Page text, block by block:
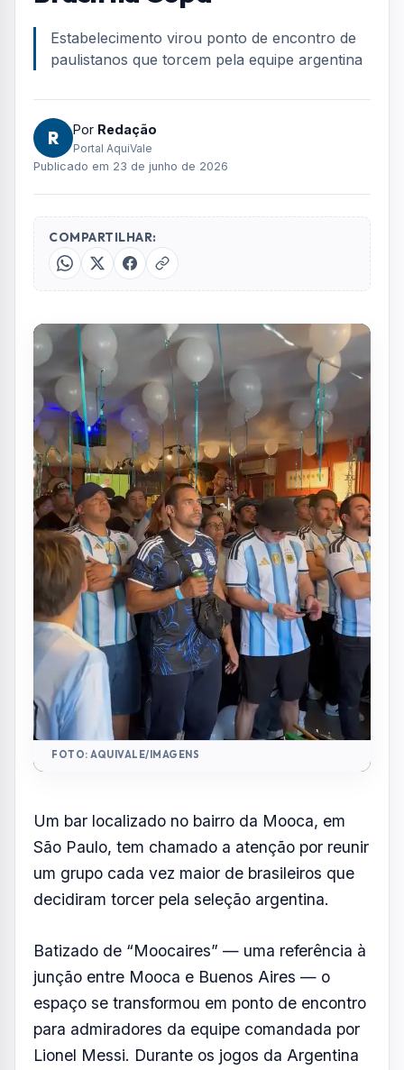
Estabelecimento virou ponto de encontro de
paulistanos que torcem pela equipe argentina
R Por Redação
Portal AquiVale
Publicado em 23 de junho de 2026
COMPARTILHAR:
FOTO: AQUIVALE/IMAGENS
Um bar localizado no bairro da Mooca, em
São Paulo, tem chamado a atenção por reunir
um grupo cada vez maior de brasileiros que
decidiram torcer pela seleção argentina.
Batizado de “Moocaires” — uma referência à
junção entre Mooca e Buenos Aires — o
espaço se transformou em ponto de encontro
para admiradores da equipe comandada por
Lionel Messi. Durante os jogos da Argentina